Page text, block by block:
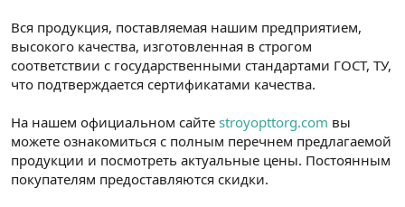
Вся продукция, поставляемая нашим предприятием,
высокого качества, изготовленная в строгом
соответствии с государственными стандартами ГОСТ, ТУ,
что подтверждается сертификатами качества.
На нашем официальном сайте stroyopttorg.com вы
можете ознакомиться с полным перечнем предлагаемой
продукции и посмотреть актуальные цены. Постоянным
покупателям предоставляются скидки.